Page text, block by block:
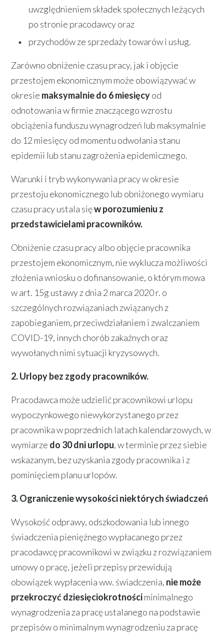
uwzględnieniem składek społecznych leżących
po stronie pracodawcy oraz
przychodów ze sprzedaży towarów i usług.
Zarówno obniżenie czasu pracy, jak i objęcie
przestojem ekonomicznym może obowiązywać w
okresie maksymalnie do 6 miesięcyod
odnotowania w firmie znaczącego wzrostu
obciążenia funduszu wynagrodzeń lub maksymalnie
do 12 miesięcy od momentu odwołania stanu
epidemii lub stanu zagrożenia epidemicznego.
Warunki i tryb wykonywania pracy w okresie
przestoju ekonomicznego lub obniżonego wymiaru
czasu pracy ustala sięw porozumieniu z
przedstawicielami pracowników.
Obniżenie czasu pracy albo objęcie pracownika
przestojem ekonomicznym, nie wyklucza możliwości
złożenia wniosku o dofinansowanie, o którym mowa
w art. 15g ustawy z dnia 2 marca 2020 r. o
szczególnych rozwiązaniach związanych z
zapobieganiem, przeciwdziałaniem i zwalczaniem
COVID-19, innych chorób zakaźnych oraz
wywołanych nimi sytuacji kryzysowych.
2. Urlopy bez zgody pracowników.
Pracodawca może udzielić pracownikowi urlopu
wypoczynkowego niewykorzystanego przez
pracownika w poprzednich latach kalendarzowych, w
wymiarze do 30 dni urlopu, w terminie przez siebie
wskazanym, bez uzyskania zgody pracownika i z
pominięciem planu urlopów.
3. Ograniczenie wysokości niektórych świadczeń
Wysokość odprawy, odszkodowania lub innego
świadczenia pieniężnego wypłacanego przez
pracodawcę pracownikowi w związku z rozwiązaniem
umowy o pracę, jeżeli przepisy przewidują
obowiązek wypłacenia ww. świadczenia, nie może
przekroczyć dziesięciokrotnościminimalnego
wynagrodzenia za pracę ustalanego na podstawie
przepisów o minimalnym wynagrodzeniu za pracę